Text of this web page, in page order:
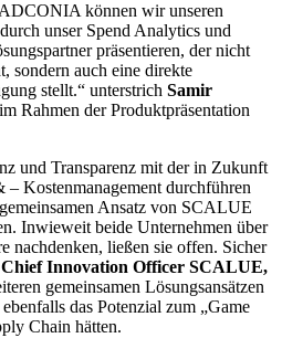
können wir unseren
unser Spend Analytics und
präsentieren, der nicht
sondern auch eine direkte
stellt.“ unterstrich Samir
Rahmen der Produktpräsentation
und Transparenz mit der in Zukunft
Kostenmanagement durchführen
Ansatz von SCALUE
Inwieweit beide Unternehmen über
nachdenken, ließen sie offen. Sicher
Innovation Officer SCALUE,
gemeinsamen Lösungsansätzen
das Potenzial zum „Game
Chain hätten.